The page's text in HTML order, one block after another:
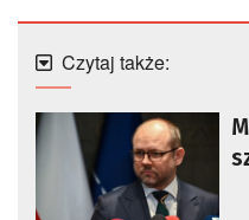
Czytaj także: